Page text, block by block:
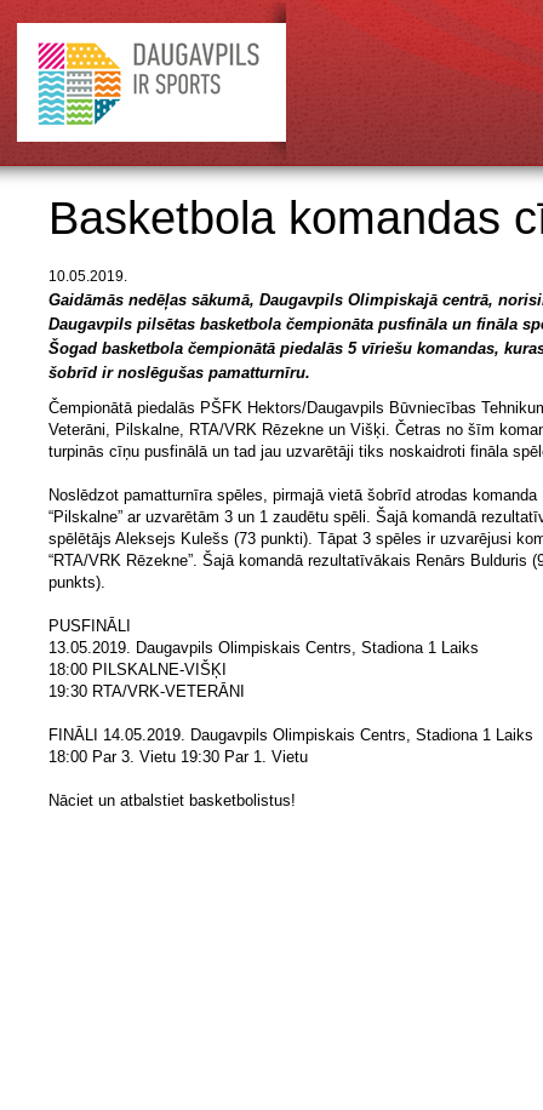
Basketbola komandas
10.05.2019.
Gaidāmās nedēļas sākumā, Daugavpils Olimpiskajā centrā,
Daugavpils pilsētas basketbola čempionāta pusfināla un fināla
Šogad basketbola čempionātā piedalās 5 vīriešu komandas,
šobrīd ir noslēgušas pamatturnīru.
Čempionātā piedalās PŠFK Hektors/Daugavpils Būvniecības
Veterāni, Pilskalne, RTA/VRK Rēzekne un Višķi. Četras no šīm
turpinās cīņu pusfinālā un tad jau uzvarētāji tiks noskaidroti fināla
Noslēdzot pamatturnīra spēles, pirmajā vietā šobrīd atrodas komanda
“Pilskalne” ar uzvarētām 3 un 1 zaudētu spēli. Šajā komandā
spēlētājs Aleksejs Kulešs (73 punkti). Tāpat 3 spēles ir uzvarējusi
“RTA/VRK Rēzekne”. Šajā komandā rezultatīvākais Renārs Bulduris
punkts).
PUSFINĀLI
13.05.2019. Daugavpils Olimpiskais Centrs, Stadiona 1 Laiks
18:00 PILSKALNE-VIŠĶI
19:30 RTA/VRK-VETERĀNI
FINĀLI 14.05.2019. Daugavpils Olimpiskais Centrs, Stadiona 1 Laiks
18:00 Par 3. Vietu 19:30 Par 1. Vietu
Nāciet un atbalstiet basketbolistus!